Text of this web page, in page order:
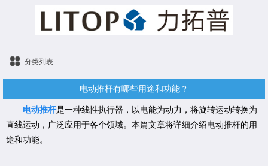
分类列表
电动推杆有哪些用途和功能？
电动推杆是一种线性执行器，以电能为动力，将旋转运动转换为
直线运动，广泛应用于各个领域。本篇文章将详细介绍电动推杆的用
途和功能。